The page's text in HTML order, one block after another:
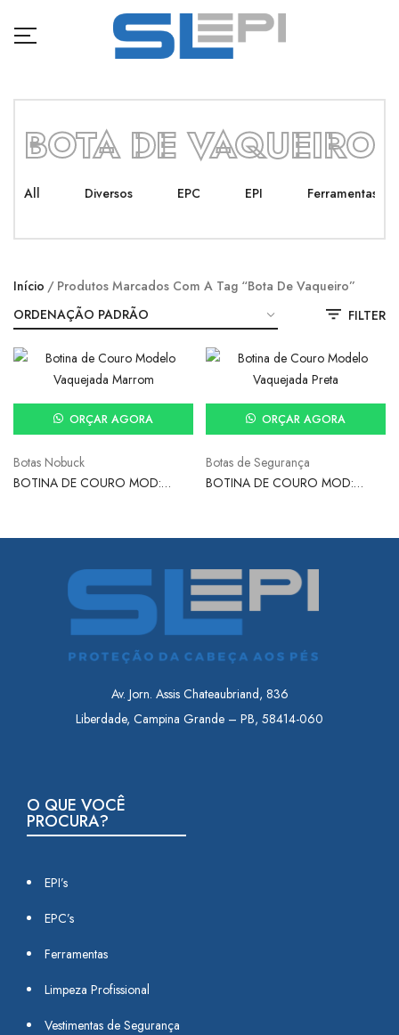
BOTA DE VAQUEIRO
All Diversos EPC EPI Ferramentas
Início
Produtos Marcados Com A Tag “bota De Vaqueiro”
FILTER
ORÇAR AGORA
Botas Nobuck
BOTINA DE COURO MOD:
ORÇAR AGORA
Botas de Segurança
BOTINA DE COURO MOD:
Av. Jorn. Assis Chateaubriand, 836
Liberdade, Campina Grande – PB, 58414-060
O QUE VOCÊ
PROCURA?
EPI’s
EPC’s
Ferramentas
Limpeza Profissional
Vestimentas de Segurança